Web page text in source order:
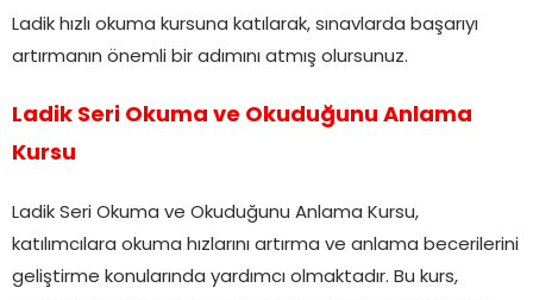
Ladik hızlı okuma kursuna katılarak, sınavlarda başarıyı
artırmanın önemli bir adımını atmış olursunuz.
Ladik Seri Okuma ve Okuduğunu Anlama
Kursu
Ladik Seri Okuma ve Okuduğunu Anlama Kursu,
katılımcılara okuma hızlarını artırma ve anlama becerilerini
geliştirme konularında yardımcı olmaktadır. Bu kurs,